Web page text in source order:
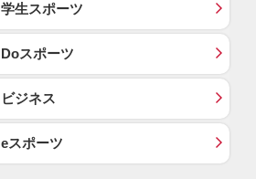
学生スポーツ
Doスポーツ
ビジネス
eスポーツ